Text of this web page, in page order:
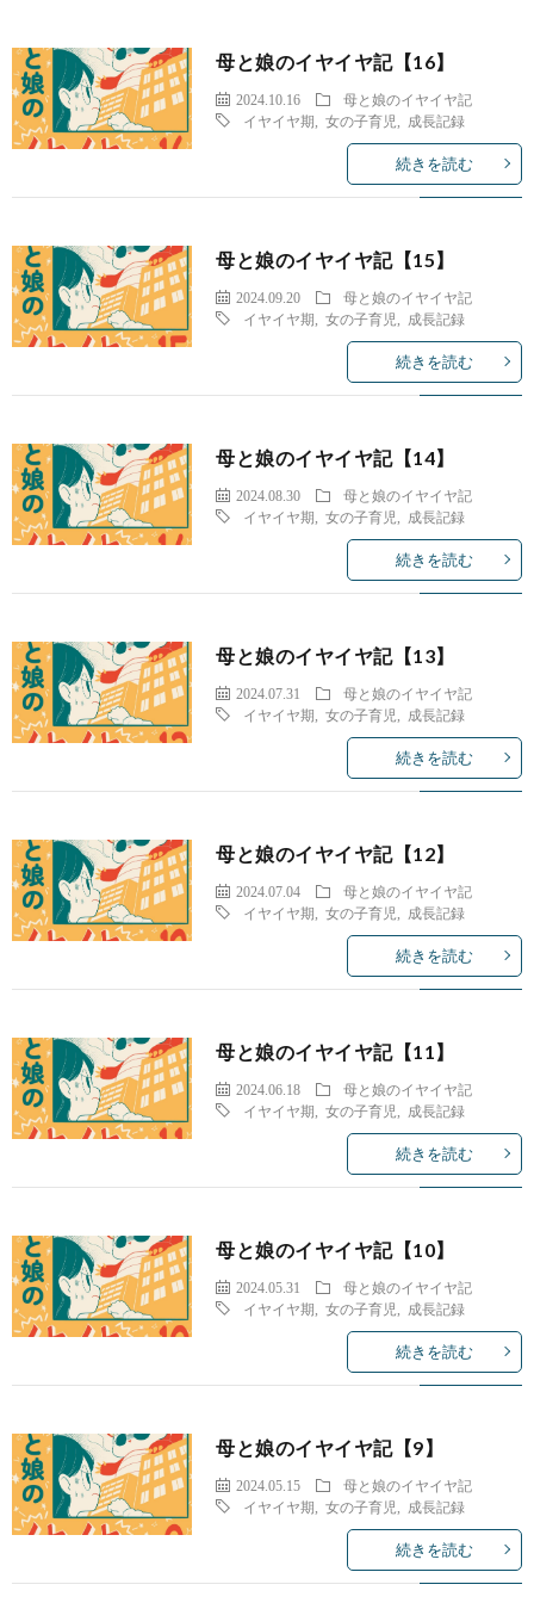
母と娘のイヤイヤ記【16】
2024.10.16
母と娘のイヤイヤ記
イヤイヤ期
,女の子育児 成長記録
続きを読む
母と娘のイヤイヤ記【15】
2024.09.20
母と娘のイヤイヤ記
イヤイヤ期
,女の子育児 成長記録
続きを読む
母と娘のイヤイヤ記【14】
2024.08.30
母と娘のイヤイヤ記
イヤイヤ期
,女の子育児 成長記録
続きを読む
母と娘のイヤイヤ記【13】
2024.07.31
母と娘のイヤイヤ記
イヤイヤ期
,女の子育児 成長記録
続きを読む
母と娘のイヤイヤ記【12】
2024.07.04
母と娘のイヤイヤ記
イヤイヤ期
,女の子育児 成長記録
続きを読む
母と娘のイヤイヤ記【11】
2024.06.18
母と娘のイヤイヤ記
イヤイヤ期
,女の子育児 成長記録
続きを読む
母と娘のイヤイヤ記【10】
2024.05.31
母と娘のイヤイヤ記
イヤイヤ期
,女の子育児 成長記録
続きを読む
母と娘のイヤイヤ記【9】
2024.05.15
母と娘のイヤイヤ記
イヤイヤ期
,女の子育児 成長記録
続きを読む